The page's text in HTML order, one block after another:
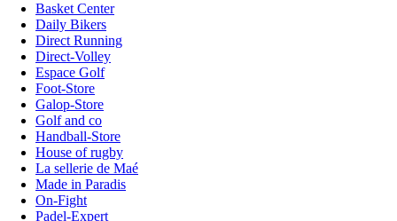
Basket Center
Daily Bikers
Direct Running
Direct-Volley
Espace Golf
Foot-Store
Galop-Store
Golf and co
Handball-Store
House of rugby
La sellerie de Maé
Made in Paradis
On-Fight
Padel-Expert